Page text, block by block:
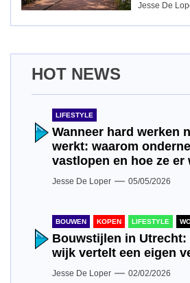
Jesse De
HOT NEWS
LIFESTYLE
Wanneer hard werken
werkt: waarom
vastlopen en hoe ze er
Jesse De Loper 05/05/2026
BOUWEN KOPEN LIFESTYLE
Bouwstijlen in Utrecht:
wijk vertelt een eigen
Jesse De Loper 02/02/2026